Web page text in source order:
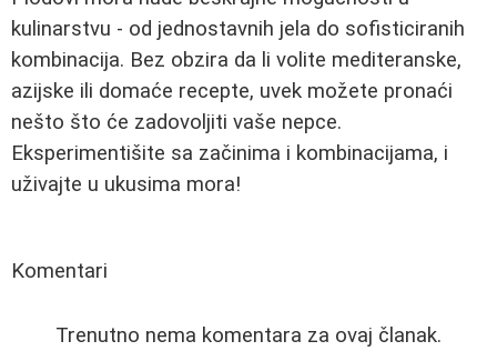
kulinarstvu - od jednostavnih jela do sofisticiranih
kombinacija. Bez obzira da li volite mediteranske,
azijske ili domaće recepte, uvek možete pronaći
nešto što će zadovoljiti vaše nepce.
Eksperimentišite sa začinima i kombinacijama, i
uživajte u ukusima mora!
Komentari
Trenutno nema komentara za ovaj članak.